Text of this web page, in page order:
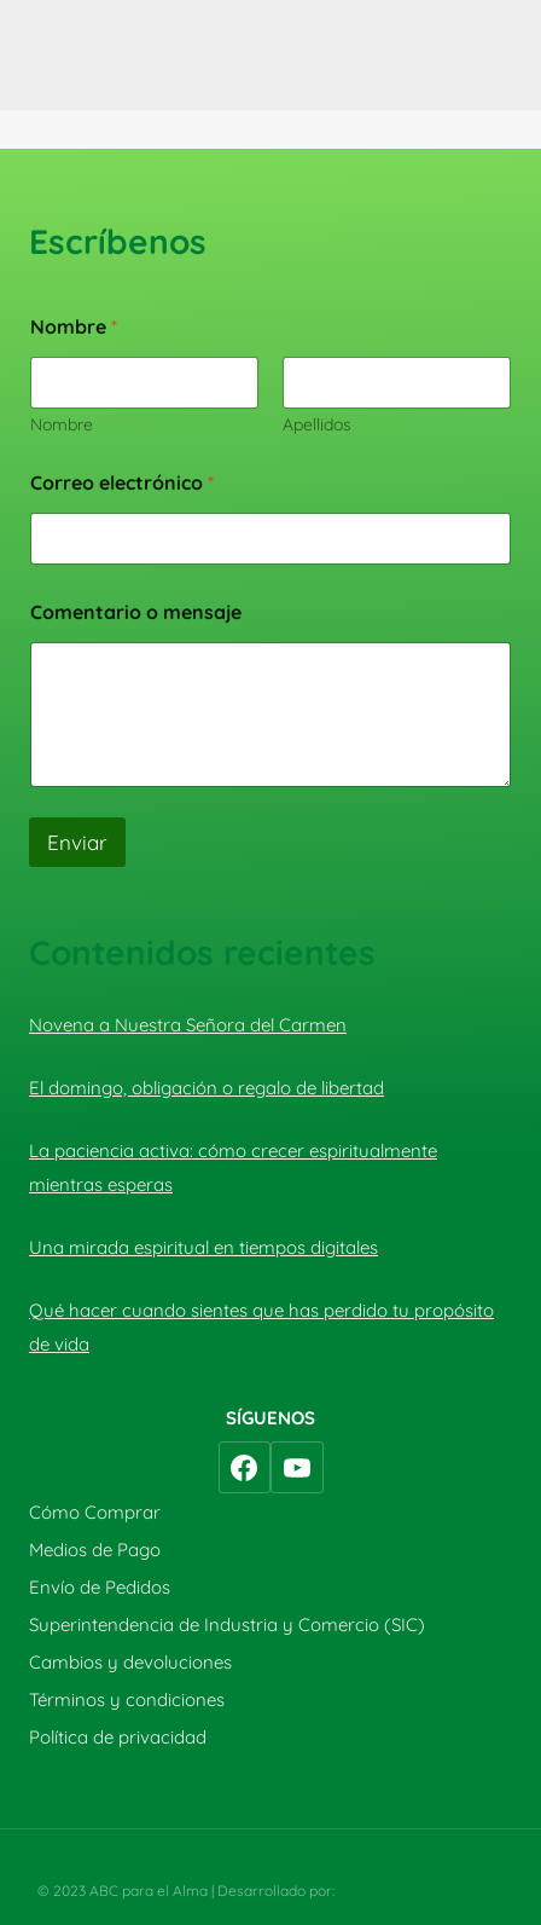
Escríbenos
Nombre *
Nombre Apellidos
Correo electrónico *
Comentario o mensaje
Enviar
Contenidos recientes
Novena a Nuestra Señora del Carmen
El domingo, obligación o regalo de libertad
La paciencia activa: cómo crecer espiritualmente
mientras esperas
Una mirada espiritual en tiempos digitales
Qué hacer cuando sientes que has perdido tu propósito
de vida
SÍGUENOS
Cómo Comprar
Medios de Pago
Envío de Pedidos
Superintendencia de Industria y Comercio (SIC)
Cambios y devoluciones
Términos y condiciones
Política de privacidad
© 2023 ABC para el Alma | Desarrollado por: